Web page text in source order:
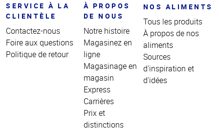
SERVICE À LA
CLIENTÈLE
Contactez-nous
Foire aux questions
Politique de retour
À PROPOS
DE NOUS
Notre histoire
Magasinez en
ligne
Magasinage en
magasin
Express
Carrières
Prix et
distinctions
NOS ALIMENTS
Tous les produits
À propos de nos
aliments
Sources
d'inspiration et
d'idées